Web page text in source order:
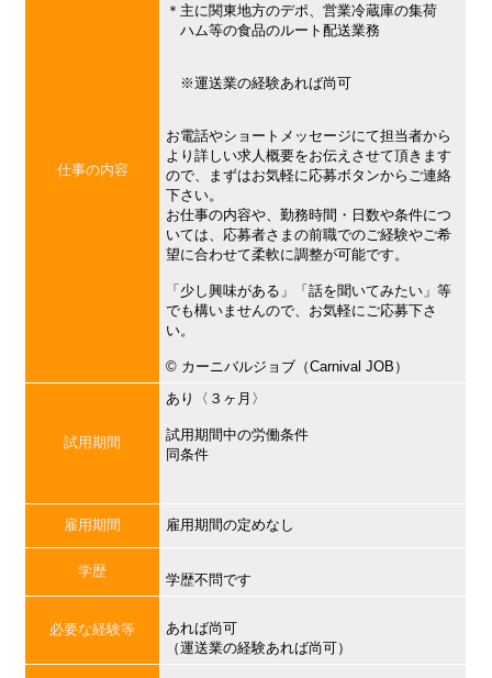
仕事の内容
＊主に関東地方のデポ、営業冷蔵庫の集荷
ハム等の食品のルート配送業務
※運送業の経験あれば尚可
お電話やショートメッセージにて担当者から
より詳しい求人概要をお伝えさせて頂きます
ので、まずはお気軽に応募ボタンからご連絡
下さい。
お仕事の内容や、勤務時間・日数や条件につ
いては、応募者さまの前職でのご経験やご希
望に合わせて柔軟に調整が可能です。
「少し興味がある」「話を聞いてみたい」等
でも構いませんので、お気軽にご応募下さ
い。
©︎ カーニバルジョブ（Carnival JOB）
試用期間
あり〈３ヶ月〉
試用期間中の労働条件
同条件
雇用期間 雇用期間の定めなし
学歴
学歴不問です
必要な経験等
あれば尚可
（運送業の経験あれば尚可）